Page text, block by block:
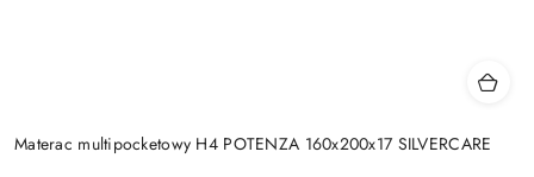
Materac multipocketowy H4 POTENZA 160x200x17 SILVERCARE